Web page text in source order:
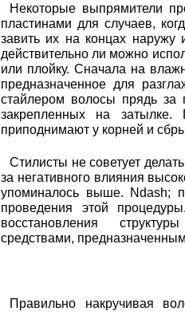
Некоторые выпрямители
пластинами для случаев,
завить их на концах наружу
действительно ли можно
или плойку. Сначала на
предназначенное для
стайлером волосы прядь за
закрепленных на
приподнимают у корней и
Стилисты не советует
за негативного влияния
упоминалось выше. Ndash;
проведения этой
восстановления
средствами,
Правильно накручивая